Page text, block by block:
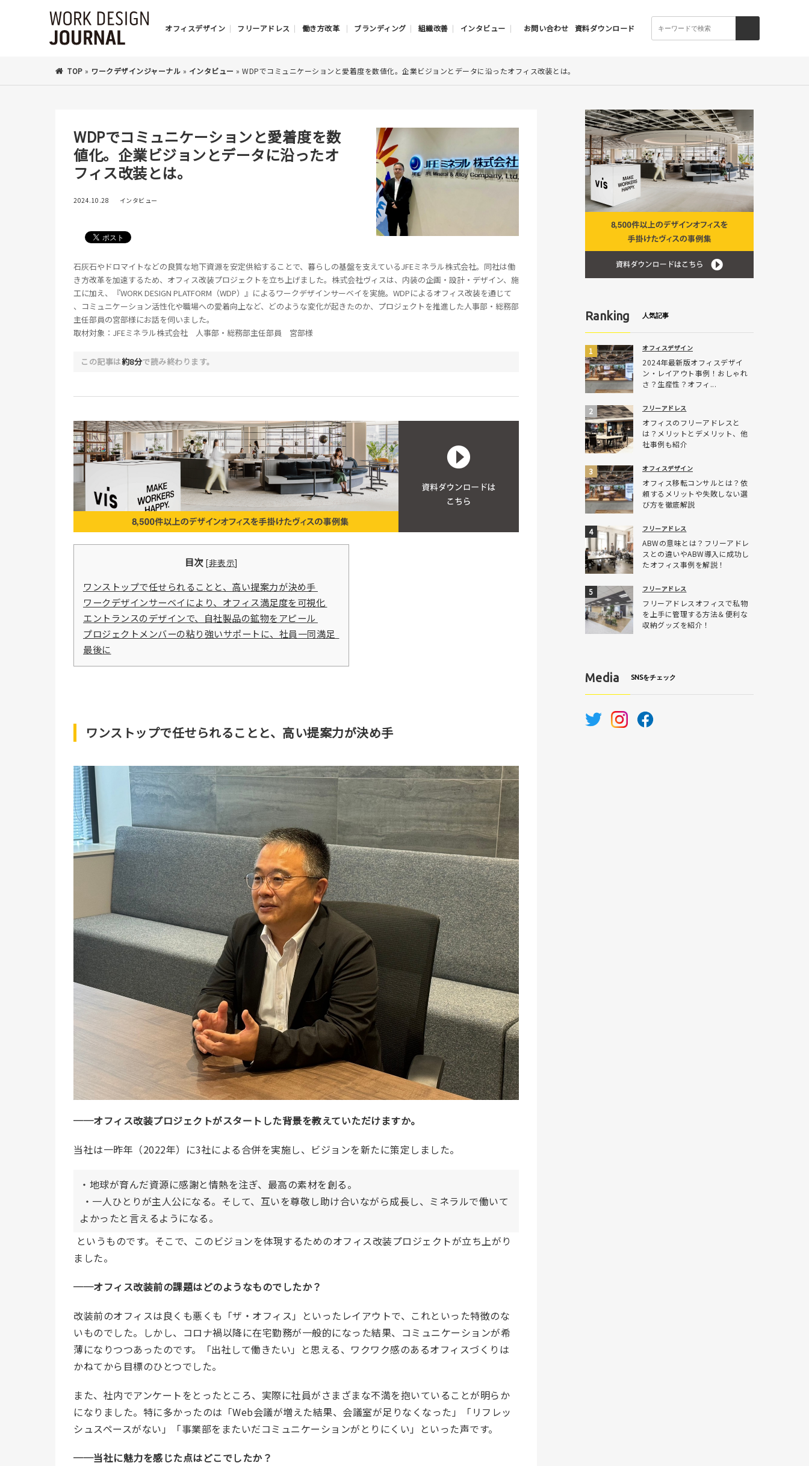
オフィスデザイン フリーアドレス 働き方改革 ブランディング 組織改善 インタビュー お問い合わせ 資料ダウンロード
TOP » ワークデザインジャーナル » インタビュー » ​​WDPでコミュニケーションと愛着度を数値化。企業ビジョンとデータに沿ったオフィス改装とは。​
​​WDPでコミュニケーションと愛着度を数
値化。企業ビジョンとデータに沿ったオ
フィス改装とは。​
2024.10.28 インタビュー
​​石灰石やドロマイトなどの良質な地下資源を安定供給することで、暮らしの基盤を支えているJFEミネラル株式会社。同社は働
き方改革を加速するため、オフィス改装プロジェクトを立ち上げました。株式会社ヴィスは、内装の企画・設計・デザイン、施
工に加え、『WORK DESIGN PLATFORM（WDP）』によるワークデザインサーベイを実施。​​WDPによるオフィス改装を通じて​​
、コミュニケーション活性化や職場への愛着向上など、どのような変化が起きたのか、プロジェクトを推進した人事部・総務部
主任部員の宮部様にお話を伺いました。​
取材対象：JFEミネラル株式会社 人事部・総務部主任部員 宮部様
この記事は約8分で読み終わります。
目次 [非表示]
​​ワンストップで任せられることと、高い提案力が決め手​
​​ワークデザインサーベイにより、オフィス満足度を可視化​
​​エントランスのデザインで、自社製品の鉱物をアピール​
​​プロジェクトメンバーの粘り強いサポートに、社員一同満足​
最後に
ワンストップで任せられることと、高い提案力が決め手
──オフィス改装プロジェクトがスタートした背景を教えていただけますか。
当社は一昨年 （2022年） に3社による合併を実施し、ビジョンを新たに策定しました。
・地球が育んだ資源に感謝と情熱を注ぎ、最高の素材を創る。
・一人ひとりが主人公になる。そして、互いを尊敬し助け合いながら成長し、ミネラルで働いて
よかったと言えるようになる。
というものです。そこで、このビジョンを体現するためのオフィス改装プロジェクトが立ち上がり
ました。
──オフィス改装前の課題はどのようなものでしたか？
改装前のオフィスは良くも悪くも「ザ・オフィス」といったレイアウトで、これといった特徴のな
いものでした。しかし、コロナ禍以降に在宅勤務が一般的になった結果、コミュニケーションが希
薄になりつつあったのです。「出社して働きたい」と思える、ワクワク感のあるオフィスづくりは
かねてから目標のひとつでした。
また、社内でアンケートをとったところ、実際に社員がさまざまな不満を抱いていることが明らか
になりました。特に多かったのは「Web会議が増えた結果、会議室が足りなくなった」「リフレッ
シュスペースがない」「事業部をまたいだコミュニケーションがとりにくい」といった声です。
──当社に魅力を感じた点はどこでしたか？
Ranking 人気記事
オフィスデザイン
2024年最新版オフィスデザイ
ン・レイアウト事例！おしゃれ
さ？生産性？オフィ...
フリーアドレス
オフィスのフリーアドレスと
は？メリットとデメリット、他
社事例も紹介
オフィスデザイン
オフィス移転コンサルとは？依
頼するメリットや失敗しない選
び方を徹底解説
フリーアドレス
ABWの意味とは？フリーアドレ
スとの違いやABW導入に成功し
たオフィス事例を解説！
フリーアドレス
フリーアドレスオフィスで私物
を上手に管理する方法＆便利な
収納グッズを紹介！
Media SNSをチェック